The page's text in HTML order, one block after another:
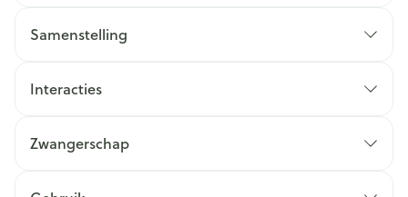
Samenstelling
Interacties
Zwangerschap